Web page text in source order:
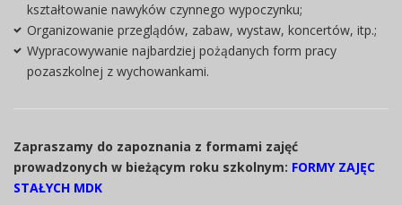
kształtowanie nawyków czynnego wypoczynku;
Organizowanie przeglądów, zabaw, wystaw, koncertów, itp.;
Wypracowywanie najbardziej pożądanych form pracy
pozaszkolnej z wychowankami.
Zapraszamy do zapoznania z formami zajęć
prowadzonych w bieżącym roku szkolnym: FORMY ZAJĘC
STAŁYCH MDK